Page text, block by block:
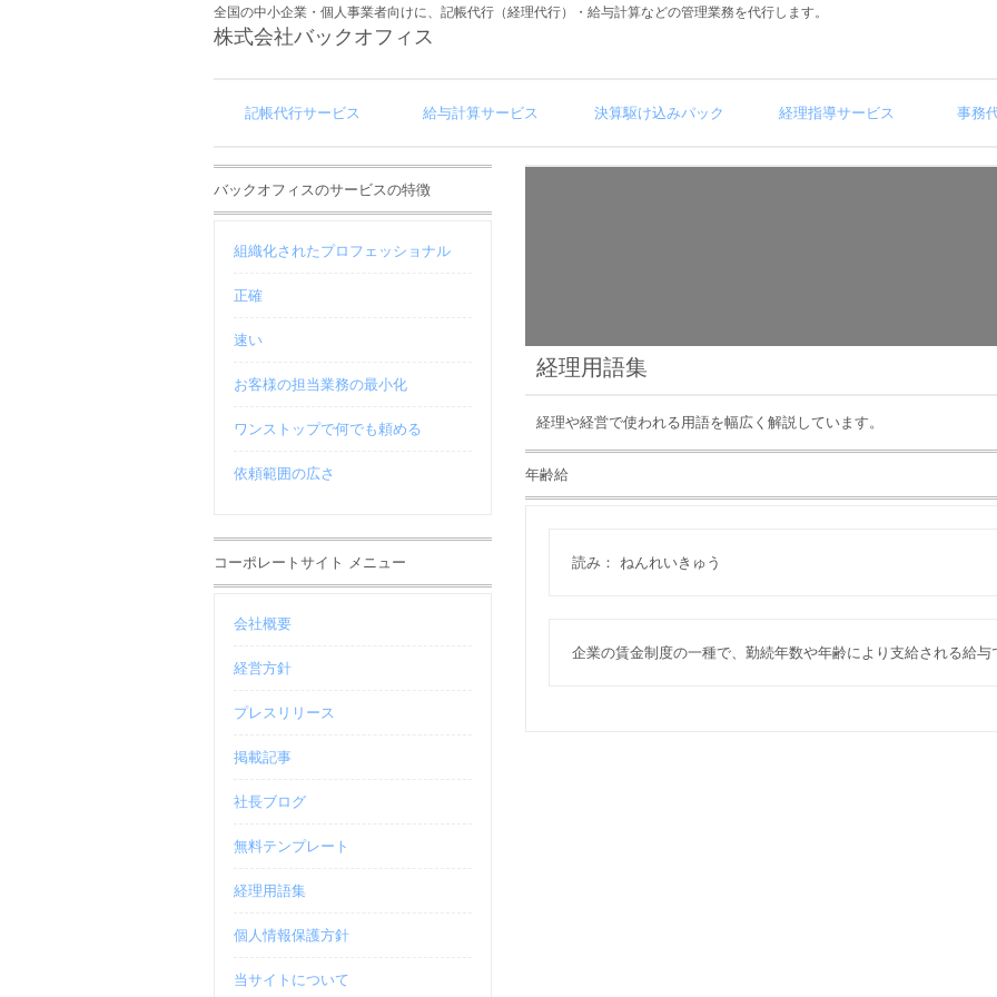
全国の中小企業・個人事業者向けに、記帳代行（経理代行）・給与計算などの管理業務を代行します。
株式会社バックオフィス
記帳代行サービス 給与計算サービス 決算駆け込みパック 経理指導サービス 事務
経理用語集
経理や経営で使われる用語を幅広く解説しています。
年齢給
読み： ねんれいきゅう
企業の賃金制度の一種で、勤続年数や年齢により支給される給与
バックオフィスのサービスの特徴
組織化されたプロフェッショナル
正確
速い
お客様の担当業務の最小化
ワンストップで何でも頼める
依頼範囲の広さ
コーポレートサイト メニュー
会社概要
経営方針
プレスリリース
掲載記事
社長ブログ
無料テンプレート
経理用語集
個人情報保護方針
当サイトについて